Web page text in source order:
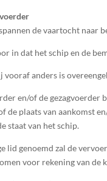
de vaartocht naar
in dat het schip en de
anders is
en/of de
de plaats van aankomst
staat van het schip.
lid genoemd zal de
voor rekening van